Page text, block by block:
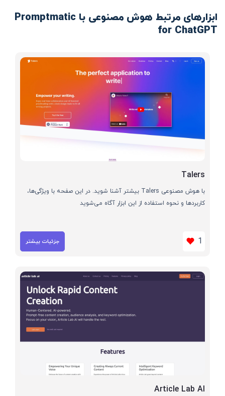
ابزارهای مرتبط هوش مصنوعی با Promptmatic
for ChatGPT
Talers
با هوش مصنوعی Talers بیشتر آشنا شوید. در این صفحه با ویژگی‌ها،
کاربردها و نحوه استفاده از این ابزار آگاه می‌شوید
1 جزئیات بیشتر
Article Lab AI